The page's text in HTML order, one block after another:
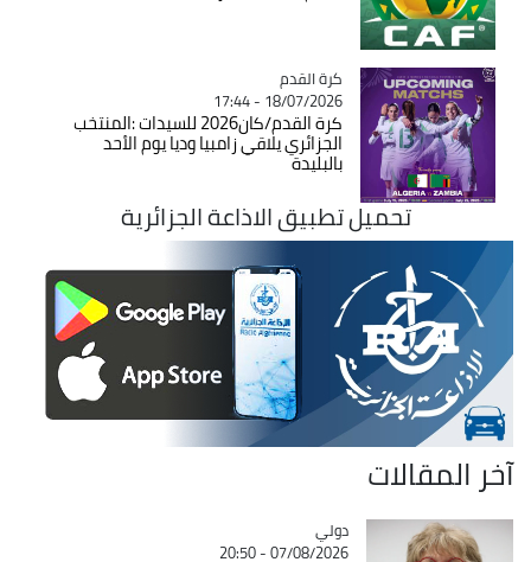
Catégorie
كرة القدم
18/07/2026 - 17:44
كرة القدم/كان2026 للسيدات :المنتخب
الجزائري يلاقي زامبيا وديا يوم الأحد
بالبليدة
تحميل تطبيق الاذاعة الجزائرية
آخر المقالات
Catégorie
دولي
07/08/2026 - 20:50